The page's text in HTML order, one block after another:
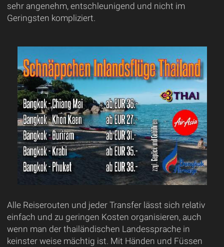
sehr angenehm, entschleunigend und nicht im
Geringsten kompliziert.
Alle Reiserouten und jeder Transfer lässt sich relativ
einfach und zu geringen Kosten organisieren, auch
wenn man der thailändischen Landessprache in
keinster weise mächtig ist. Mit Händen und Füssen